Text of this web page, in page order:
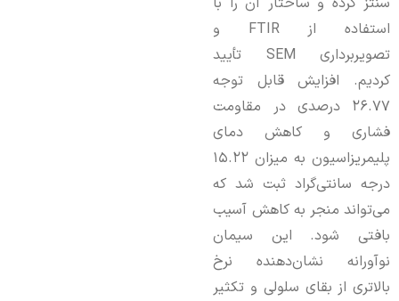
استفاده از FTIR و
تصویربرداری SEM تأیید
کردیم. افزایش قابل توجه
۲۶.۷۷ درصدی در مقاومت
فشاری و کاهش دمای
پلیمریزاسیون به میزان ۱۵.۲۲
درجه سانتی‌گراد ثبت شد که
می‌تواند منجر به کاهش آسیب
بافتی شود. این سیمان
نوآورانه نشان‌دهنده نرخ
بالاتری از بقای سلولی و تکثیر